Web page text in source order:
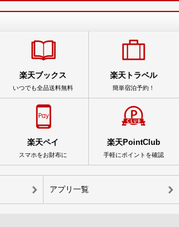
楽天ブックス
いつでも全品送料無料
楽天トラベル
簡単宿泊予約！
楽天ペイ
スマホをお財布に
楽天PointClub
手軽にポイントを確認
アプリ一覧